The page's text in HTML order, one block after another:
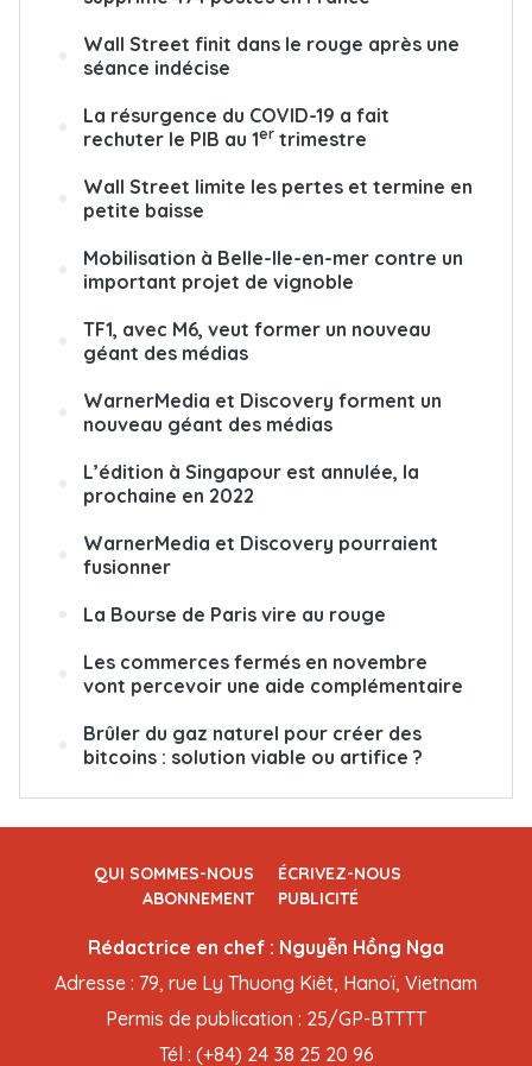
Wall Street finit dans le rouge après une
séance indécise
La résurgence du COVID-19 a fait
rechuter le PIB au 1er trimestre
Wall Street limite les pertes et termine en
petite baisse
Mobilisation à Belle-Ile-en-mer contre un
important projet de vignoble
TF1, avec M6, veut former un nouveau
géant des médias
WarnerMedia et Discovery forment un
nouveau géant des médias
L’édition à Singapour est annulée, la
prochaine en 2022
WarnerMedia et Discovery pourraient
fusionner
La Bourse de Paris vire au rouge
Les commerces fermés en novembre
vont percevoir une aide complémentaire
Brûler du gaz naturel pour créer des
bitcoins : solution viable ou artifice ?
QUI SOMMES-NOUS
ÉCRIVEZ-NOUS
ABONNEMENT
PUBLICITÉ
Rédactrice en chef : Nguyễn Hồng Nga
Adresse : 79, rue Ly Thuong Kiêt, Hanoï, Vietnam
Permis de publication : 25/GP-BTTTT
Tél : (+84) 24 38 25 20 96